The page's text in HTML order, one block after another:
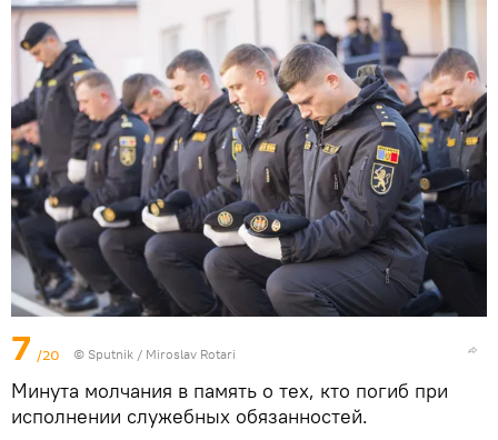
7 /20 © Sputnik / Miroslav Rotari
Минута молчания в память о тех, кто погиб при
исполнении служебных обязанностей.